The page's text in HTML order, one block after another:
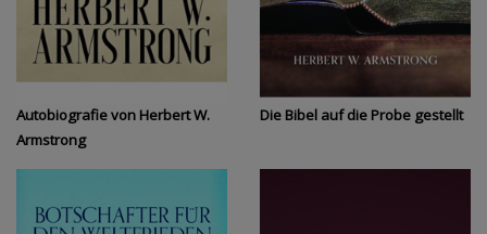
Autobiografie von Herbert W.
Armstrong
Die Bibel auf die Probe gestellt